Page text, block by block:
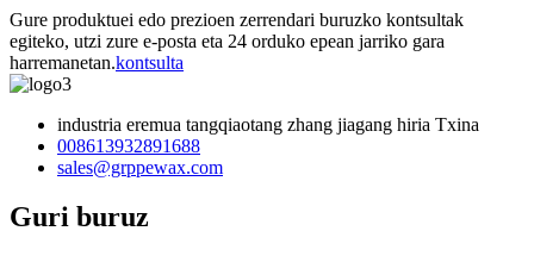
Gure produktuei edo prezioen zerrendari buruzko kontsultak
egiteko, utzi zure e-posta eta 24 orduko epean jarriko gara
harremanetan.kontsulta
industria eremua tangqiaotang zhang jiagang hiria Txina
008613932891688
sales@grppewax.com
Guri buruz